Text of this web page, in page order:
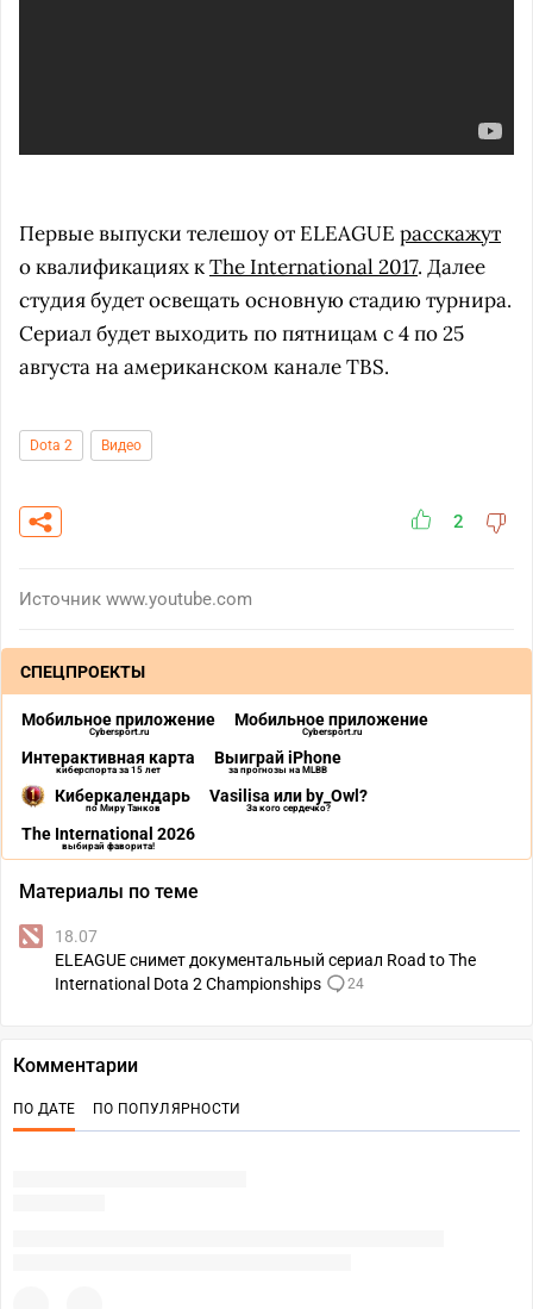
Первые выпуски телешоу от ELEAGUE расскажут
о квалификациях кThe International 2017. Далее
студия будет освещать основную стадию турнира.
Сериал будет выходить по пятницам с 4 по 25
августа на американском канале TBS.
Dota 2 Видео
2
Источник www.youtube.com
СПЕЦПРОЕКТЫ
Мобильное приложение
Cybersport.ru
Мобильное приложение
Cybersport.ru
Интерактивная карта
киберспорта за 15 лет
Выиграй iPhone
за прогнозы на MLBB
Киберкалендарь
по Миру Танков
Vasilisa или by_Owl?
За кого сердечко?
The International 2026
выбирай фаворита!
Материалы по теме
18.07
ELEAGUE снимет документальный сериал Road to The
International Dota 2 Championships
24
Комментарии
ПО ДАТЕ ПО ПОПУЛЯРНОСТИ